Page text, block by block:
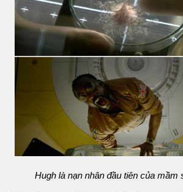
Hugh là nạn nhân đầu tiên của mầm